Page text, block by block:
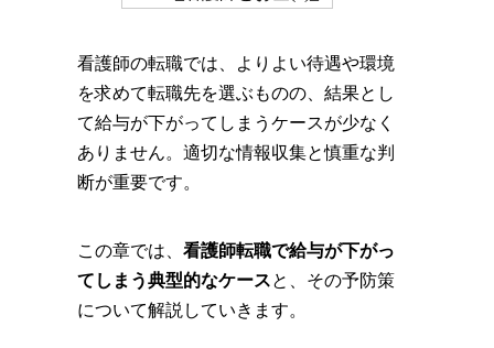
看護師の転職では、よりよい待遇や環境
を求めて転職先を選ぶものの、結果とし
て給与が下がってしまうケースが少なく
ありません。適切な情報収集と慎重な判
断が重要です。
この章では、看護師転職で給与が下がっ
てしまう典型的なケースと、その予防策
について解説していきます。